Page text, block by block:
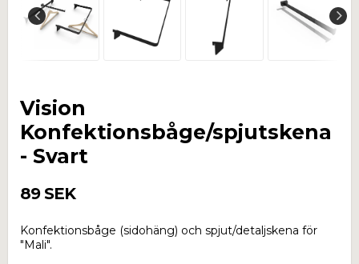
Vision
Konfektionsbåge/spjutskena
- Svart
89 SEK
Konfektionsbåge (sidohäng) och spjut/detaljskena för
"Mali".